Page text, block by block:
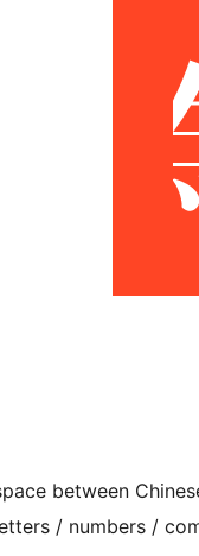
between
/ numbers /